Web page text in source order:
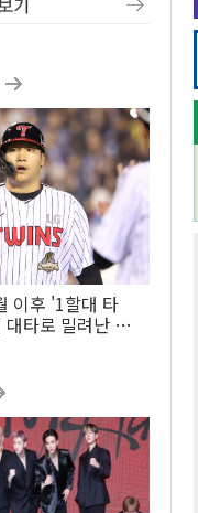
이후 '1할대 타
타로 밀려난 LG